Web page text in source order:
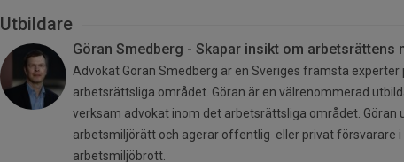
Utbildare
Göran Smedberg - Skapar insikt om arbetsrättens
Advokat Göran Smedberg är en Sveriges främsta experter
arbetsrättsliga området. Göran är en välrenommerad
verksam advokat inom det arbetsrättsliga området. Göran
arbetsmiljörätt och agerar offentlig eller privat försvarare i
arbetsmiljöbrott.